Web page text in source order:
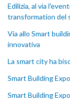
Edilizia, al via
transformation del
Via allo Smart
innovativa
La smart city ha
Smart Building
Smart Building